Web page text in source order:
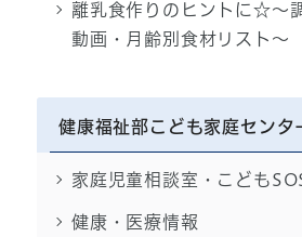
離乳食作りのヒントに☆～
動画・月齢別食材リスト～
健康福祉部こども家庭センタ
家庭児童相談室・こども
健康・医療情報